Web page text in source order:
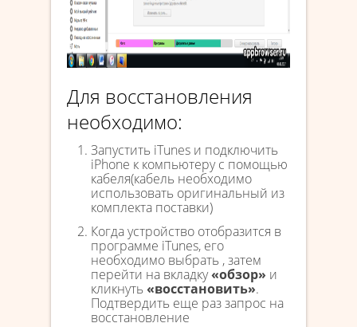
Для восстановления
необходимо:
Запустить iTunes и подключить
iPhone к компьютеру с помощью
кабеля(кабель необходимо
использовать оригинальный из
комплекта поставки)
Когда устройство отобразится в
программе iTunes, его
необходимо выбрать , затем
перейти на вкладку«обзор» и
кликнуть«восстановить».
Подтвердить еще раз запрос на
восстановление